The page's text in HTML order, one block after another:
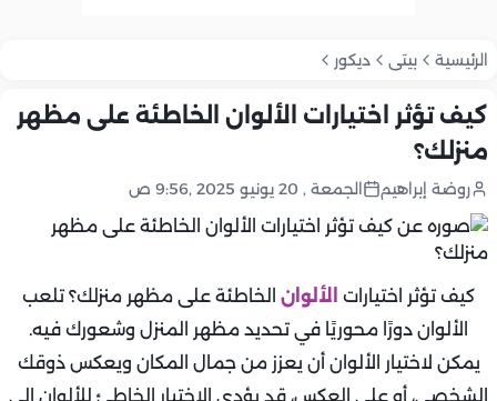
الرئيسية بيتى ديكور
كيف تؤثر اختيارات الألوان الخاطئة على مظهر
منزلك؟
روضة إبراهيم الجمعة , 20 يونيو 2025 ,9:56 ص
كيف تؤثر اختيارات الألوان الخاطئة على مظهر منزلك؟ تلعب
الألوان دورًا محوريًا في تحديد مظهر المنزل وشعورك فيه.
يمكن لاختيار الألوان أن يعزز من جمال المكان ويعكس ذوقك
الشخصي، أو على العكس، قد يؤدي الاختيار الخاطئ للألوان إلى